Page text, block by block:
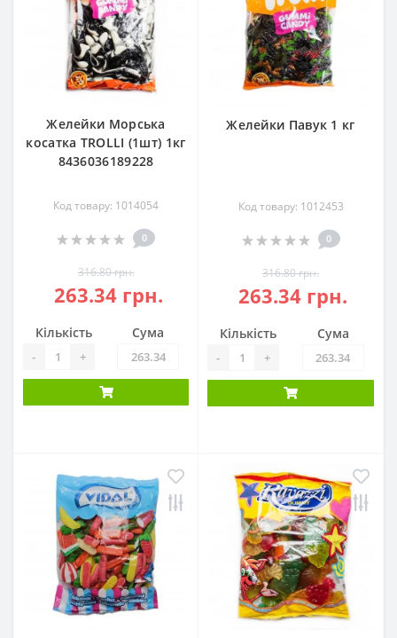
Желейки Морська
косатка TROLLI (1шт) 1кг
8436036189228
Код товару: 1014054
0
316.80 грн.
263.34 грн.
Кількість
- +
Сума
Желейки Павук 1 кг
Код товару: 1012453
0
316.80 грн.
263.34 грн.
Кількість
- +
Сума